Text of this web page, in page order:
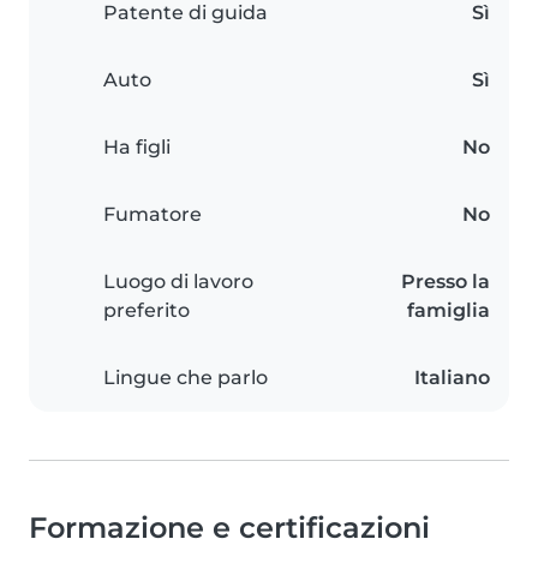
Patente di guida Sì
Auto Sì
Ha figli No
Fumatore No
Luogo di lavoro
preferito
Presso la
famiglia
Lingue che parlo Italiano
Formazione e certificazioni